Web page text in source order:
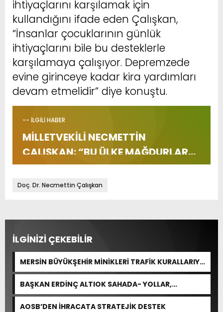
ihtiyaçlarını karşılamak için
kullandığını ifade eden Çalışkan,
“İnsanlar çocuklarının günlük
ihtiyaçlarını bile bu desteklerle
karşılamaya çalışıyor. Depremzede
evine girinceye kadar kira yardımları
devam etmelidir” diye konuştu.
-- İLGİLİ HABER
MİLLETVEKİLİ NECMETTİN
ÇALIŞKAN: “BU ÜLKE MAĞDURLAR
ÜLKESİ HALİNE GELDİ”
Doç. Dr. Necmettin Çalışkan
İLGİNİZİ ÇEKEBİLİR
MERSİN BÜYÜKŞEHİR MİNİKLERİ TRAFİK KURALLARIYLA
BULUŞTURDU
BAŞKAN ERDİNÇ ALTIOK SAHADA- YOLLAR,
KALDIRIMLAR YENİLENİYOR
AOSB’DEN İHRACATA STRATEJİK DESTEK